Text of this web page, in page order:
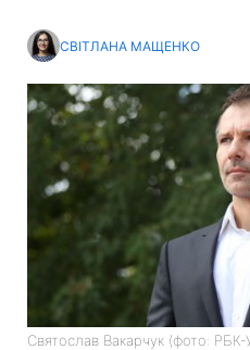
СВІТЛАНА МАЩЕНКО
Святослав Вакарчук (фото: РБК-